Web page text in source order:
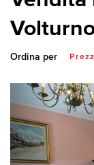
Ordina per